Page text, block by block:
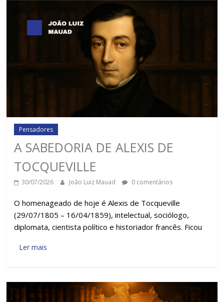
Pensadores
A SABEDORIA DE ALEXIS DE
TOCQUEVILLE
30/07/2026 João Luiz Mauad 0 comentários
O homenageado de hoje é Alexis de Tocqueville
(29/07/1805 – 16/04/1859), intelectual, sociólogo,
diplomata, cientista político e historiador francês. Ficou
Ler mais